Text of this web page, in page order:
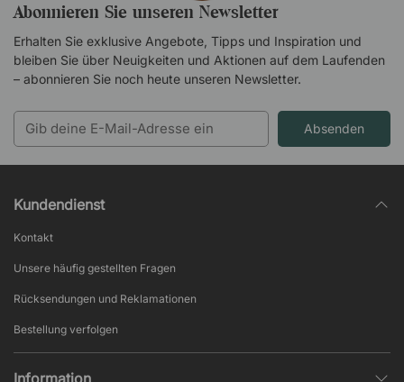
Abonnieren Sie unseren Newsletter
Erhalten Sie exklusive Angebote, Tipps und Inspiration und
bleiben Sie über Neuigkeiten und Aktionen auf dem Laufenden
– abonnieren Sie noch heute unseren Newsletter.
Absenden
Kundendienst
Kontakt
Unsere häufig gestellten Fragen
Rücksendungen und Reklamationen
Bestellung verfolgen
Information